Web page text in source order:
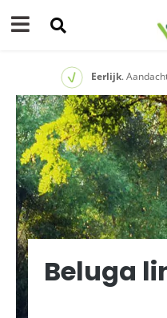
Eerlijk.
Beluga